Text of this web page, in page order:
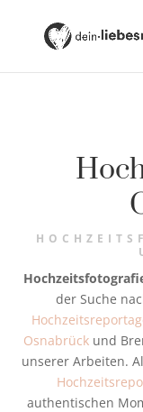
der Suche
Osnabrück und
unserer Arbeiten.
authentischen